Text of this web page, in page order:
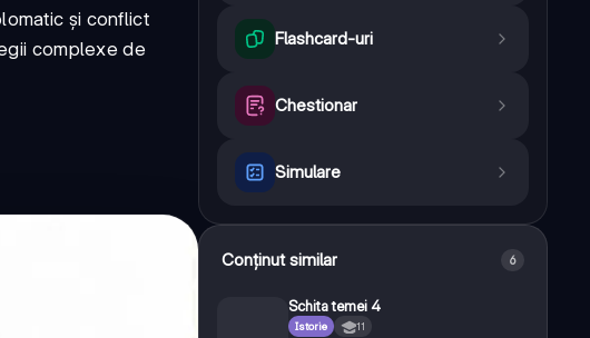
și conflict
complexe de
Flashcard-uri
Chestionar
Simulare
Conținut similar 6
Schita temei 4
Istorie 11